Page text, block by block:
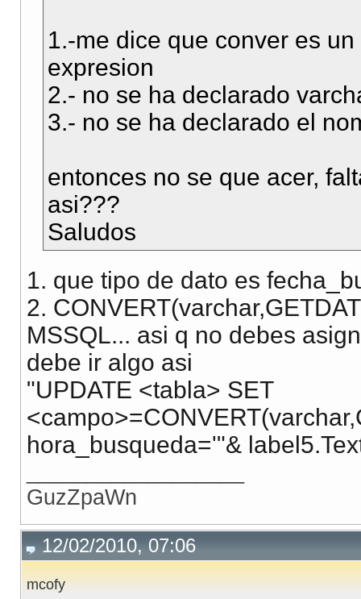
1.-me dice que conver es
expresion
2.- no se ha declarado
3.- no se ha declarado el
entonces no se que acer,
asi???
Saludos
1. que tipo de dato es
2.
MSSQL... asi q no debes
debe ir algo asi
"UPDATE <tabla> SET
hora_busqueda='"&
GuzZpaWn
12/02/2010, 07:06
mcofy